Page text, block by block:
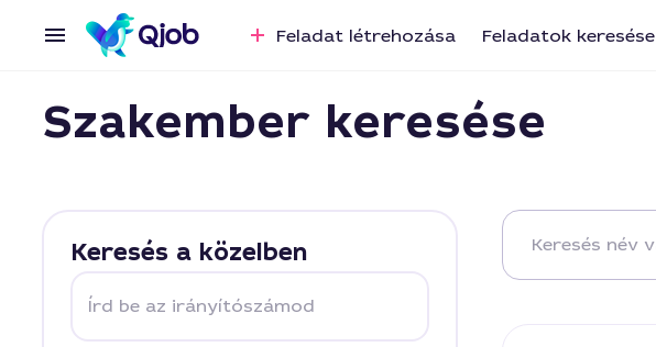
Feladat létrehozása Feladatok keresése
Szakember keresése
Keresés a közelben
Írd be az irányítószámod